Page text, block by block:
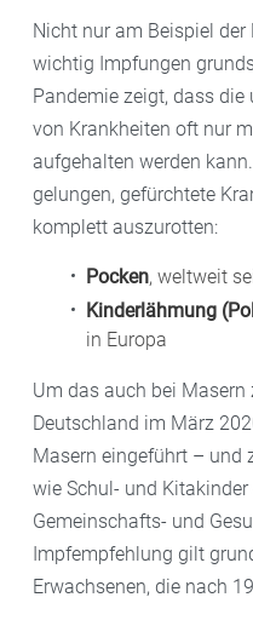
Nicht nur am Beispiel
wichtig Impfungen
Pandemie zeigt, dass
von Krankheiten oft nur
aufgehalten werden
gelungen, gefürchtete
komplett auszurotten:
Pocken, weltweit
Kinderlähmung
in Europa
Um das auch bei Masern
Deutschland im März
Masern eingeführt – und
wie Schul- und
Gemeinschafts- und
Impfempfehlung gilt
Erwachsenen, die nach